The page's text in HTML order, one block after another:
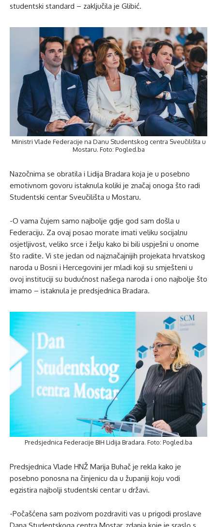
studentski standard – zaključila je Glibić.
Ministri Vlade Federacije na Danu Studentskog centra Sveučilišta u
Mostaru. Foto: Pogled.ba
Nazočnima se obratila i Lidija Bradara koja je u posebno
emotivnom govoru istaknula koliki je značaj onoga što radi
Studentski centar Sveučilišta u Mostaru.
-O vama čujem samo najbolje gdje god sam došla u
Federaciju. Za ovaj posao morate imati veliku socijalnu
osjetljivost, veliko srce i želju kako bi bili uspješni u onome
što radite. Vi ste jedan od najznačajnijih projekata hrvatskog
naroda u Bosni i Hercegovini jer mladi koji su smješteni u
ovoj instituciji su budućnost našega naroda i ono najbolje što
imamo – istaknula je predsjednica Bradara.
Predsjednica Federacije BIH Lidija Bradara. Foto: Pogled.ba
Predsjednica Vlade HNŽ Marija Buhač je rekla kako je
posebno ponosna na činjenicu da u županiji koju vodi
egzistira najbolji studentski centar u državi.
-Počašćena sam pozivom pozdraviti vas u prigodi proslave